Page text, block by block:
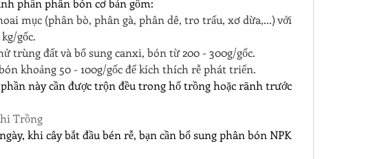
phần phân bón cơ bản gồm:
mục (phân bò, phân gà, phân dê, tro trấu, xơ dừa,...) với
gốc.
trùng đất và bổ sung canxi, bón từ 200 - 300g/gốc.
khoảng 50 - 100g/gốc để kích thích rễ phát triển.
này cần được trộn đều trong hố trồng hoặc rãnh trước
Trồng
khi cây bắt đầu bén rễ, bạn cần bổ sung phân bón NPK